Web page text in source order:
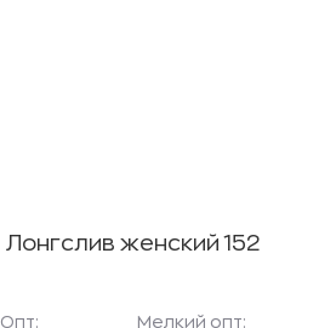
Лонгслив женский 152
Опт: Мелкий опт: